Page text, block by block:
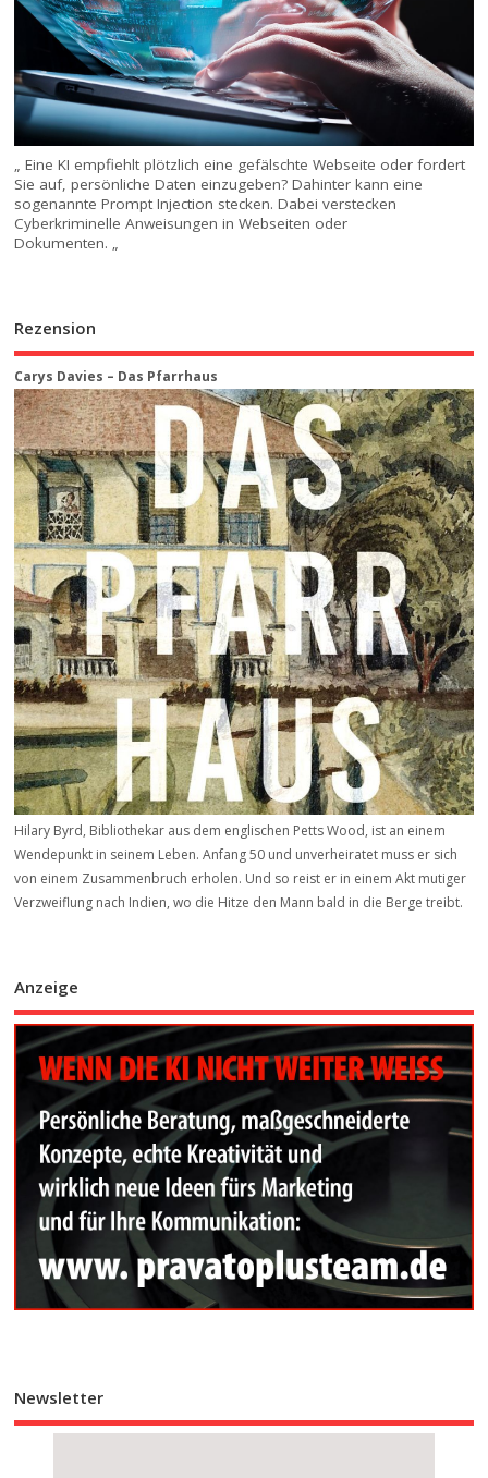
„ Eine KI empfiehlt plötzlich eine gefälschte Webseite oder fordert
Sie auf, persönliche Daten einzugeben? Dahinter kann eine
sogenannte Prompt Injection stecken. Dabei verstecken
Cyberkriminelle Anweisungen in Webseiten oder
Dokumenten. „
Rezension
Carys Davies – Das Pfarrhaus
Hilary Byrd, Bibliothekar aus dem englischen Petts Wood, ist an einem
Wendepunkt in seinem Leben. Anfang 50 und unverheiratet muss er sich
von einem Zusammenbruch erholen. Und so reist er in einem Akt mutiger
Verzweiflung nach Indien, wo die Hitze den Mann bald in die Berge treibt.
Anzeige
Newsletter